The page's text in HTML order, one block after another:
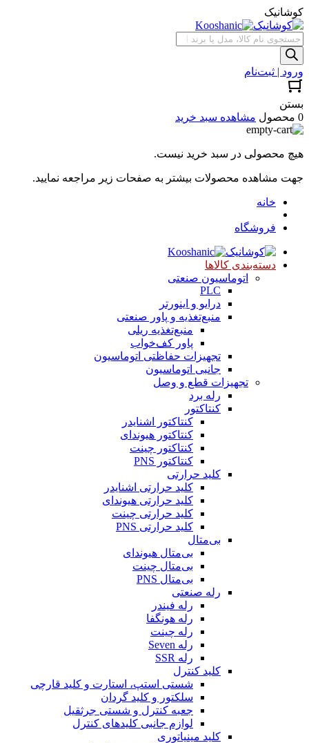
کوشانیک
جستجوی
محصولات
ورود | ثبت‌نام
بستن
0 محصول
مشاهده سبد خرید
هیچ محصولی در سبد خرید نیست.
جهت مشاهده محصولات بیشتر به صفحات زیر مراجعه نمایید.
خانه
فروشگاه
دسته‌بندی کالاها
اتوماسیون صنعتی
PLC
درایو و اینورتر
منبع‌تغذیه و پاور صنعتی
منبع‌تغذیه ریلی
پاور کف‌خواب
تجهیزات حفاظتی اتوماسیون
جانبی اتوماسیون
تجهیزات قطع و وصل
رله برد
کنتاکتور
کنتاکتور اشنایدر
کنتاکتور هیوندای
کنتاکتور چینت
کنتاکتور PNS
کلید حرارتی
کلید حرارتی اشنایدر
کلید حرارتی هیوندای
کلید حرارتی چینت
کلید حرارتی PNS
بی‌متال
بی‌متال هیوندای
بی‌متال چینت
بی‌متال PNS
رله صنعتی
رله فیندر
رله هونگفا
رله چینت
رله Seven
رله SSR
کلید کنترل
شستی استپ، استارت و کلید قارچی
سلکتور و کلید گردان
جعبه کنترل و شستی جرثقیل
لوازم جانبی کلیدهای کنترل
کلید مینیاتوری